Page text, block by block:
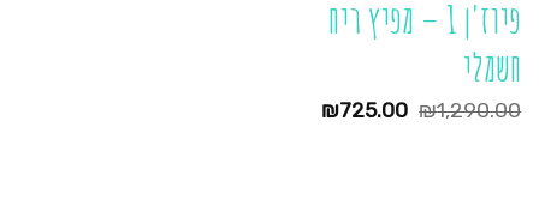
פיוז'ן 1 – מפיץ ריח
חשמלי
₪1,290.00
המחיר
₪725.00